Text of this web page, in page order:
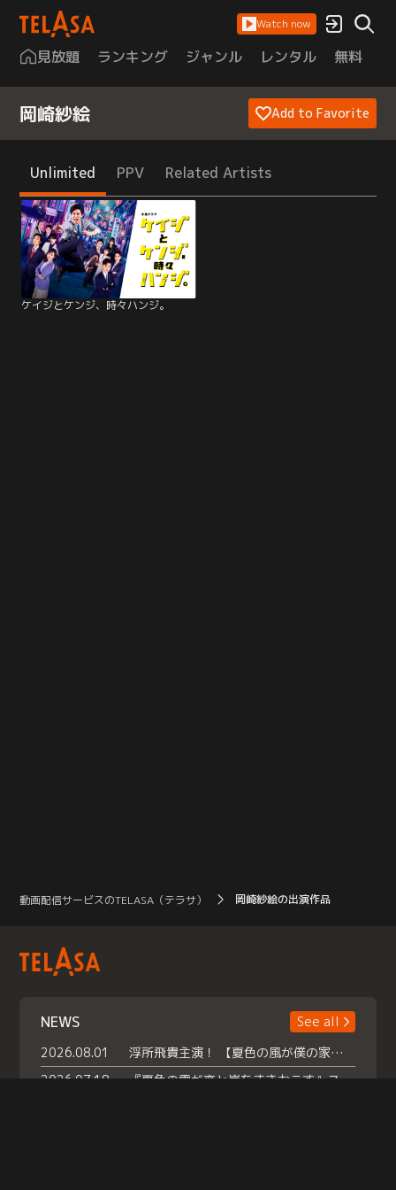
Watch now
見放題 ランキング ジャンル レンタル 無料
岡崎紗絵 Add to Favorite
Unlimited PPV Related Artists
ケイジとケンジ、時々ハンジ。
動画配信サービスのTELASA（テラサ） 岡崎紗絵の出演作品
NEWS
See all
2026.08.01
浮所飛貴主演！ 【夏色の風が僕の家にやってきた】 本日よりテラサで独占配信スタート！
2026.07.18
『夏色の雲が恋と嵐をまきおこす』スペシャルメイキング 【Part1】2026年７月18日（土）23時30分～配信スタート！話題のシーンの裏側を大公開！豪華キャスト大集合！ 『武宮家 真夏の家族会議』開催！